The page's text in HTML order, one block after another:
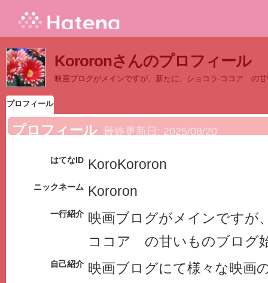
Kororonさんのプロフィール
映画ブログがメインですが、新たに、ショコラ-ココア の
プロフィール
プロフィール 最終更新日: 2025/08/20
はてなID KoroKororon
ニックネーム Kororon
一行紹介 映画ブログがメインですが
ココア の甘いものブログ
自己紹介 映画ブログにて様々な映画